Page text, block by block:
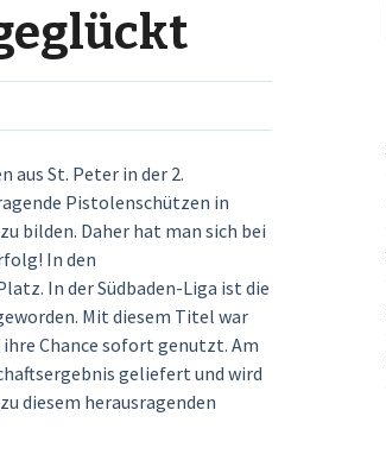
aus St. Peter in der 2.
Pistolenschützen in
bilden. Daher hat man sich bei
In den
In der Südbaden-Liga ist die
Mit diesem Titel war
Chance sofort genutzt. Am
geliefert und wird
diesem herausragenden